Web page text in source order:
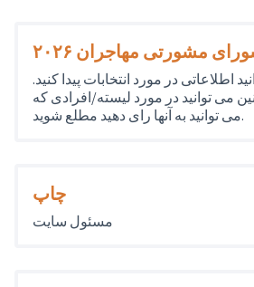
مشورتی مهاجران ۲۰۲۶
اطلاعاتی در مورد انتخابات پیدا کنید.
می توانید در مورد لیسته/افرادی که
می توانید به آنها رای دهید مطلع شوید.
چاپ
مسئول سایت